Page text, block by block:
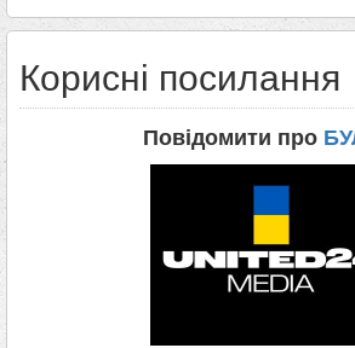
Корисні посилання
Повідомити про